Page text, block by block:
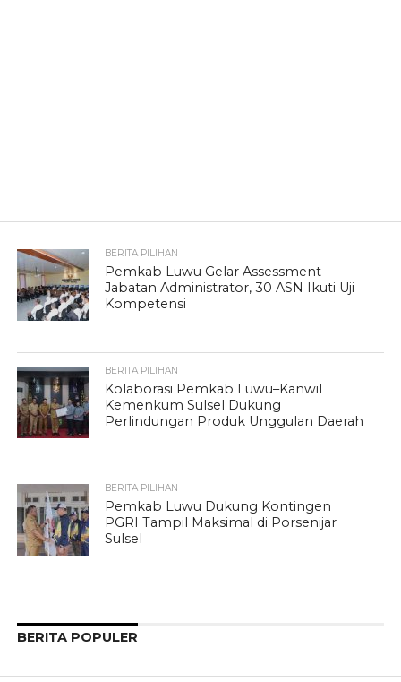
BERITA PILIHAN
Pemkab Luwu Gelar Assessment
Jabatan Administrator, 30 ASN Ikuti Uji
Kompetensi
BERITA PILIHAN
Kolaborasi Pemkab Luwu–Kanwil
Kemenkum Sulsel Dukung
Perlindungan Produk Unggulan Daerah
BERITA PILIHAN
Pemkab Luwu Dukung Kontingen
PGRI Tampil Maksimal di Porsenijar
Sulsel
BERITA POPULER